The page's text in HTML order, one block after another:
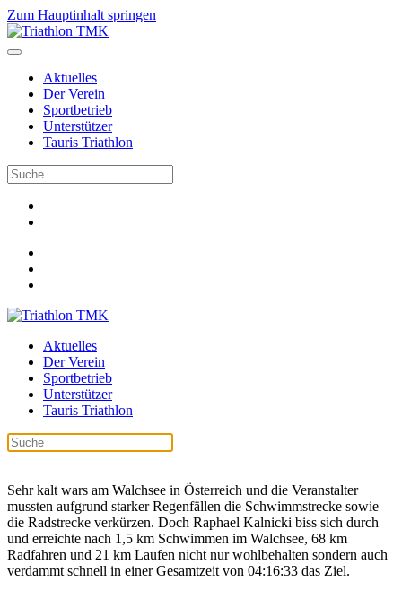
Zum Hauptinhalt springen
Aktuelles
Der Verein
Sportbetrieb
Unterstützer
Tauris Triathlon
Aktuelles
Der Verein
Sportbetrieb
Unterstützer
Tauris Triathlon
Sehr kalt wars am Walchsee in Österreich und die Veranstalter
mussten aufgrund starker Regenfällen die Schwimmstrecke sowie
die Radstrecke verkürzen. Doch Raphael Kalnicki biss sich durch
und erreichte nach 1,5 km Schwimmen im Walchsee, 68 km
Radfahren und 21 km Laufen nicht nur wohlbehalten sondern auch
verdammt schnell in einer Gesamtzeit von 04:16:33 das Ziel.